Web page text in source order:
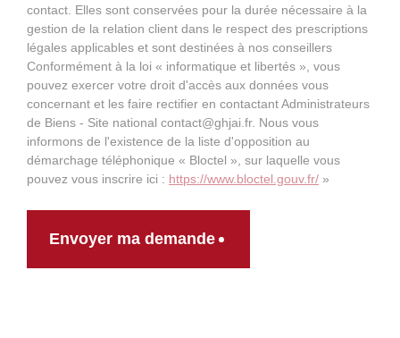
contact. Elles sont conservées pour la durée nécessaire à la
gestion de la relation client dans le respect des prescriptions
légales applicables et sont destinées à nos conseillers
Conformément à la loi « informatique et libertés », vous
pouvez exercer votre droit d'accès aux données vous
concernant et les faire rectifier en contactant Administrateurs
de Biens - Site national contact@ghjai.fr. Nous vous
informons de l'existence de la liste d'opposition au
démarchage téléphonique « Bloctel », sur laquelle vous
pouvez vous inscrire ici : https://www.bloctel.gouv.fr/ »
Envoyer ma demande